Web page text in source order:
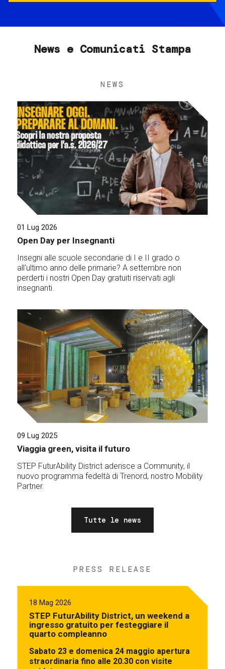
News e Comunicati Stampa
NEWS
01 Lug 2026
Open Day per Insegnanti
Insegni alle scuole secondarie di I e II grado o
all'ultimo anno delle primarie? A settembre non
perderti i nostri Open Day gratuiti riservati agli
insegnanti.
09 Lug 2025
Viaggia green, visita il futuro
STEP FuturAbility District aderisce a Community, il
nuovo programma fedeltà di Trenord, nostro Mobility
Partner.
Tutte le news
PRESS RELEASE
18 Mag 2026
STEP FuturAbility District, un weekend a
ingresso gratuito per festeggiare il
quarto compleanno
Sabato 23 e domenica 24 maggio apertura
straordinaria fino alle 20.30 con visite